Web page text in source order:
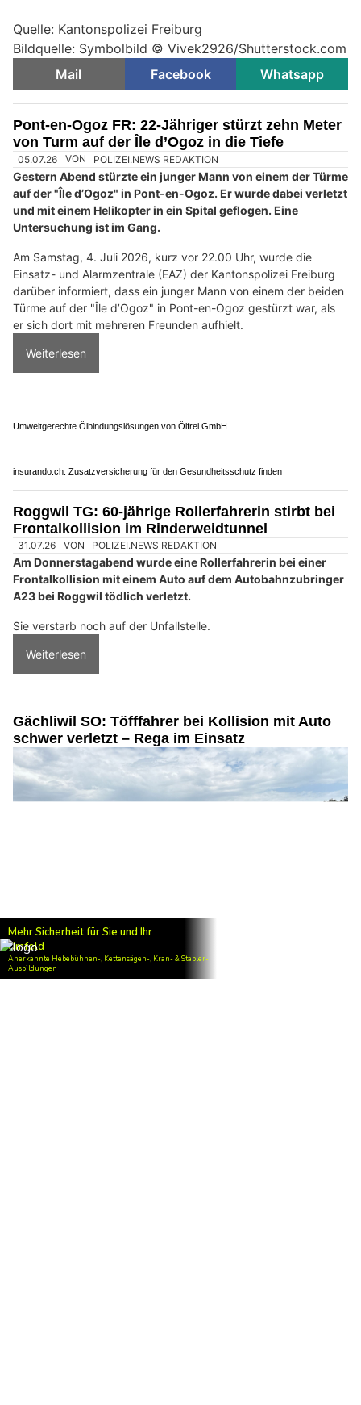
Quelle: Kantonspolizei Freiburg
Bildquelle: Symbolbild © Vivek2926/Shutterstock.com
Mail
Facebook Whatsapp
Pont-en-Ogoz FR: 22-Jähriger stürzt zehn Meter
von Turm auf der Île d’Ogoz in die Tiefe
05.07.26
und mit einem Helikopter in ein Spital geflogen. Eine
Am Samstag, 4. Juli 2026, kurz vor 22.00 Uhr, wurde die
darüber informiert, dass ein junger Mann von einem der beiden
er sich dort mit mehreren Freunden aufhielt.
Weiterlesen
insurando.ch: Zusatzversicherung für den Gesundheitsschutz finden
Roggwil TG: 60-jährige Rollerfahrerin stirbt bei
Frontalkollision im Rinderweidtunnel
31.07.26 VON POLIZEI.NEWS REDAKTION
Am Donnerstagabend wurde eine Rollerfahrerin bei einer
Frontalkollision mit einem Auto auf dem Autobahnzubringer
A23 bei Roggwil tödlich verletzt.
schwer verletzt – Rega im Einsatz